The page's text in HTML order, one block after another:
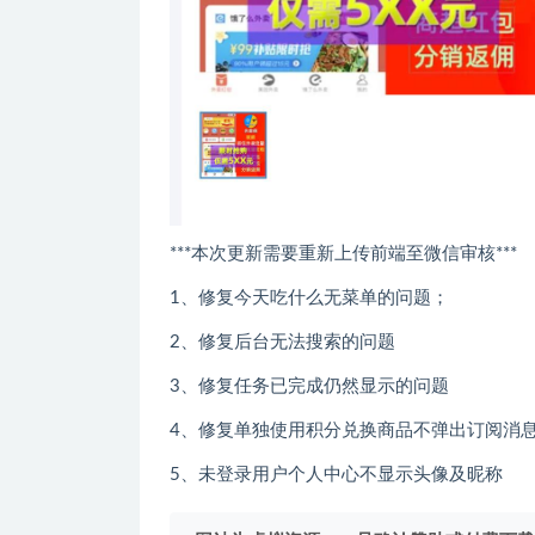
***本次更新需要重新上传前端至微信审核***
1、修复今天吃什么无菜单的问题；
2、修复后台无法搜索的问题
3、修复任务已完成仍然显示的问题
4、修复单独使用积分兑换商品不弹出订阅消
5、未登录用户个人中心不显示头像及昵称